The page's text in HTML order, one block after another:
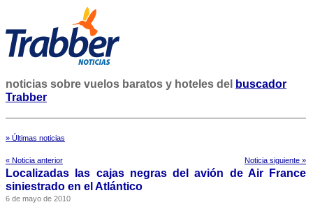
noticias sobre vuelos baratos y hoteles del
buscador
Trabber
» Últimas noticias
« Noticia anterior Noticia siguiente »
Localizadas las cajas negras del avión de Air France
siniestrado en el Atlántico
6 de mayo de 2010